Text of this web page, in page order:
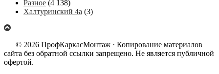
Разное (4 138)
Халтуринский 4а (3)
© 2026 ПрофКаркасМонтаж · Копирование материалов
сайта без обратной ссылки запрещено. Не является публичной
офертой.